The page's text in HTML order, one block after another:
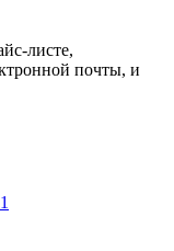
листе,
почты, и